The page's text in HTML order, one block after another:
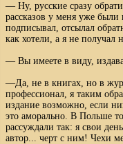
— Ну, русские сразу
рассказов у меня уже
подписывал, отсылал
как хотели, а я не получал
— Вы имеете в виду,
—Да, не в книгах, но в
профессионал, я таким
издание возможно, если
это аморально. В Польше
рассуждали так: я свои
автор... черт с ним! Чехи